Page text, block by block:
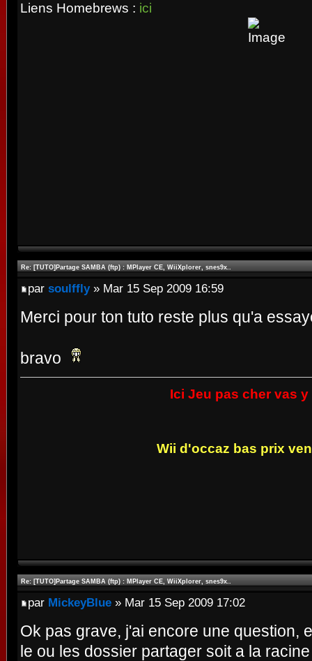
Liens Homebrews : ici
Re: [TUTO]Partage SAMBA (ftp) : MPlayer CE, WiiXplorer, snes9x..
par soulffly» Mar 15 Sep 2009 16:59
Merci pour ton tuto reste plus qu'a
bravo
Ici Jeu pas cher vas
Wii d'occaz bas prix
Re: [TUTO]Partage SAMBA (ftp) : MPlayer CE, WiiXplorer, snes9x..
par MickeyBlue » Mar 15 Sep 2009 17:02
Ok pas grave, j'ai encore une question,
le ou les dossier partager soit a la